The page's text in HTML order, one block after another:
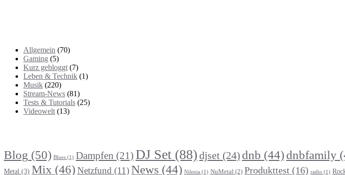
Allgemein (70)
Gaming (5)
Kurz gebloggt (7)
Leben & Technik (1)
Musik (220)
Stream-News (81)
Tests & Tutorials (25)
Videowelt (13)
Blog (50) Blues (1) Dampfen (21) DJ Set (88) djset (24) dnb (44)dnbfamily
Metal (3) Mix (46)Netzfund (11)News (44) Nilenia (1) NuMetal (2) Produkttest (16) radio (1)